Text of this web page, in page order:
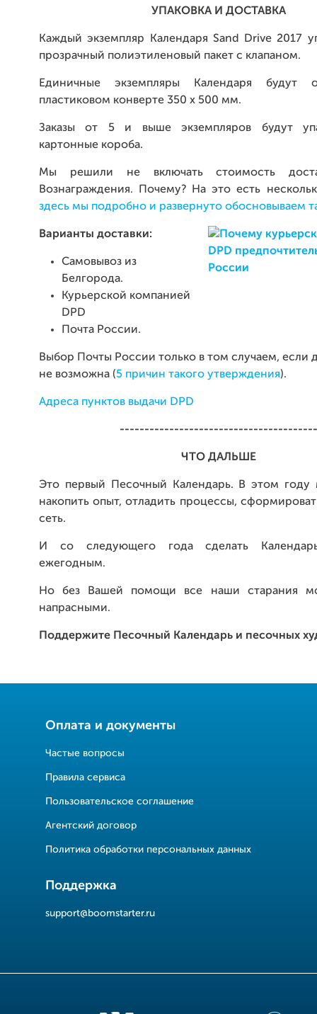
УПАКОВКА И ДОСТАВКА
Каждый экземпляр Календаря Sand Drive 2017
прозрачный полиэтиленовый пакет с клапаном.
Единичные экземпляры Календаря будут
пластиковом конверте 350 х 500 мм.
Заказы от 5 и выше экземпляров будут
картонные короба.
Мы решили не включать стоимость
Вознаграждения. Почему? На это есть
здесь мы подробно и развернуто обосновываем
Варианты доставки:
Самовывоз из
Белгорода.
Курьерской компанией
DPD
Почта России.
Выбор Почты России только в том случаем, если
не возможна (5 причин такого утверждения).
Адреса пунктов выдачи DPD
----------------------------------------
ЧТО ДАЛЬШЕ
Это первый Песочный Календарь. В этом году
накопить опыт, отладить процессы,
сеть.
И со следующего года сделать
ежегодным.
Но без Вашей помощи все наши старания
напрасными.
Поддержите Песочный Календарь и песочных
Оплата и документы
Частые вопросы
Правила сервиса
Пользовательское соглашение
Агентский договор
Политика обработки персональных данных
Поддержка
support@boomstarter.ru